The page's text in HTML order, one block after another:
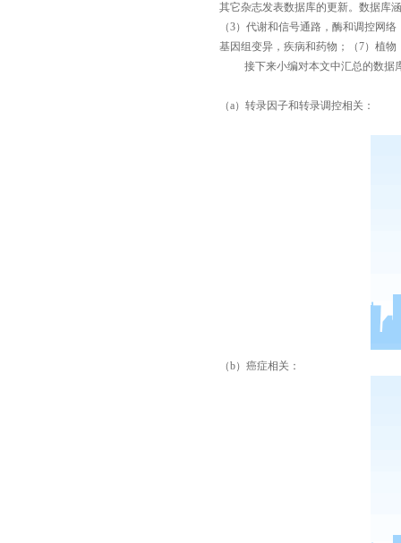
其它杂志发表数据库的更新。数据库
（3）代谢和信号通路，酶和调控网络
基因组变异，疾病和药物；（7）植物
接下来小编对本文中汇总的数据
（a）转录因子和转录调控相关：
（b）癌症相关：